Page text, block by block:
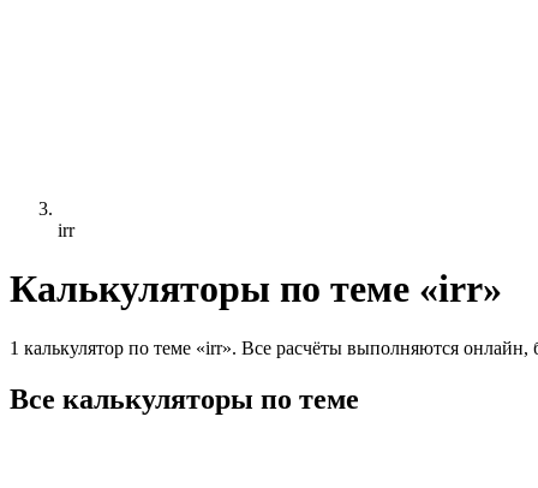
irr
Калькуляторы по теме «irr»
1 калькулятор по теме «irr». Все расчёты выполняются онлайн,
Все калькуляторы по теме